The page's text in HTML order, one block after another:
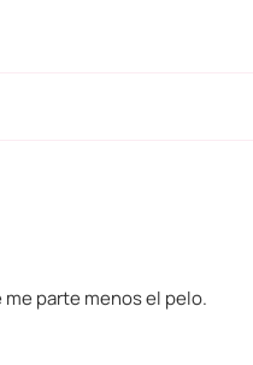
parte menos el pelo.